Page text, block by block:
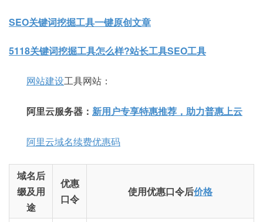
SEO关键词挖掘工具一键原创文章
5118关键词挖掘工具怎么样?站长工具SEO工具
网站建设工具网站：
阿里云服务器： 新用户专享特惠推荐，助力普惠上云
阿里云域名续费优惠码
域名后
缀及用
途
优惠
口令
使用优惠口令后价格